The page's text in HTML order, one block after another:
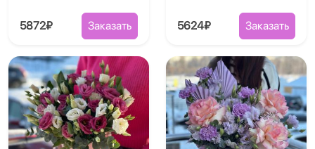
5872₽ Заказать 5624₽ Заказать